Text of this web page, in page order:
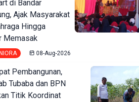
di Bandar
Ajak Masyarakat
Hingga
Memasak
08-Aug-2026
Pembangunan,
Tubaba dan BPN
Titik Koordinat